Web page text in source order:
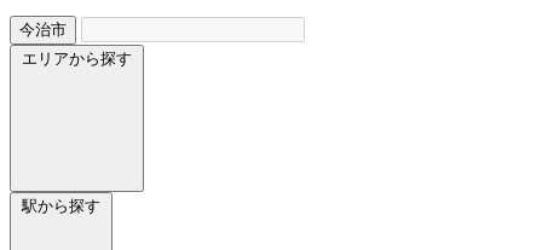
今治市
エリアから探す
駅から探す